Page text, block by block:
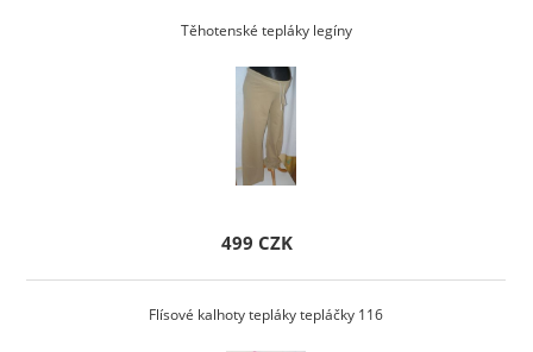
Těhotenské tepláky legíny
499 CZK
Flísové kalhoty tepláky tepláčky 116